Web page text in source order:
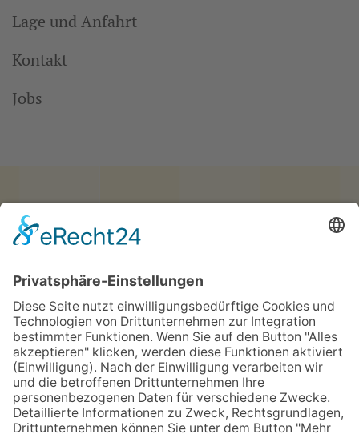
Lage und Anfahrt
Kontakt
Jobs
Hotel Haus vom Guten Hirten
Mauritz-Lindenweg 61
Telefon0251 3787-0
Telefax 0251 3787-460
hotel@guterhirte.de
Der Integrationsbetrieb Hotel Haus vom Guten Hirten
wird durch finanzielle Mittel der Stiftung
Wohlfahrtspflege, des Landes Nordrhein-Westfalen